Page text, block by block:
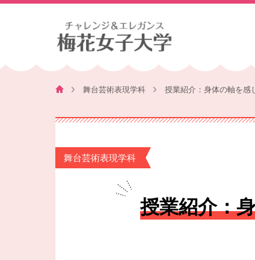
舞台芸術表現学科 授業紹介：身体の軸を
舞台芸術表現学科
授業紹介：